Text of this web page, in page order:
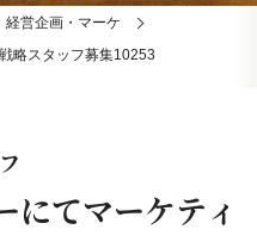
経営企画・マーケ
略スタッフ募集10253
にてマーケティ